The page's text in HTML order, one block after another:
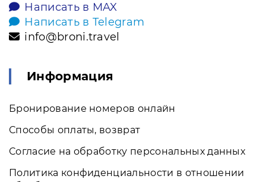
Написать в MAX
Написать в Telegram
info@broni.travel
Информация
Бронирование номеров онлайн
Способы оплаты, возврат
Согласие на обработку персональных данных
Политика конфиденциальности в отношении